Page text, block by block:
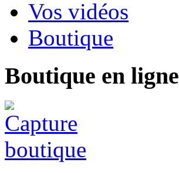
Vos vidéos
Boutique
Boutique en ligne